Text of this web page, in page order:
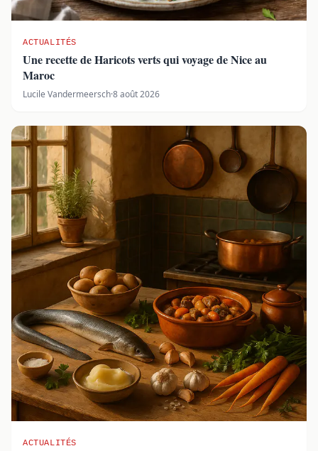
ACTUALITÉS
Une recette de Haricots verts qui voyage de Nice au
Maroc
Lucile Vandermeersch·8 août 2026
ACTUALITÉS